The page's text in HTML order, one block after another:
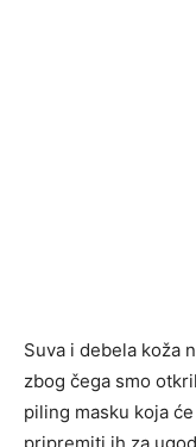
Suva i debela koža
zbog čega smo
piling masku koja